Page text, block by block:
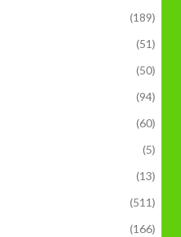
(189)
(51)
(50)
(94)
(60)
(5)
(13)
(511)
(166)